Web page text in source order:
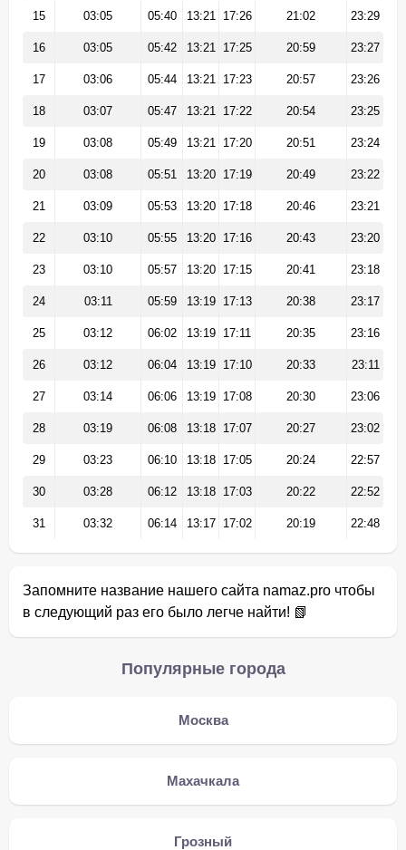
15 03:05 05:40 13:21 17:26 21:02 23:29
16 03:05 05:42 13:21 17:25 20:59 23:27
17 03:06 05:44 13:21 17:23 20:57 23:26
18 03:07 05:47 13:21 17:22 20:54 23:25
19 03:08 05:49 13:21 17:20 20:51 23:24
20 03:08 05:51 13:20 17:19 20:49 23:22
21 03:09 05:53 13:20 17:18 20:46 23:21
22 03:10 05:55 13:20 17:16 20:43 23:20
23 03:10 05:57 13:20 17:15 20:41 23:18
24 03:11 05:59 13:19 17:13 20:38 23:17
25 03:12 06:02 13:19 17:11 20:35 23:16
26 03:12 06:04 13:19 17:10 20:33 23:11
27 03:14 06:06 13:19 17:08 20:30 23:06
28 03:19 06:08 13:18 17:07 20:27 23:02
29 03:23 06:10 13:18 17:05 20:24 22:57
30 03:28 06:12 13:18 17:03 20:22 22:52
31 03:32 06:14 13:17 17:02 20:19 22:48
Запомните название нашего сайта namaz.pro чтобы
в следующий раз его было легче найти! 📗
Популярные города
Москва
Махачкала
Грозный